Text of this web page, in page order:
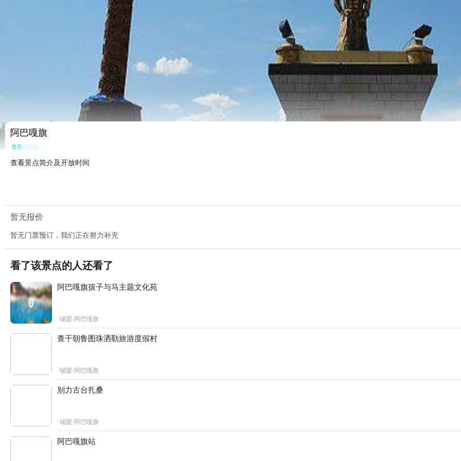
阿巴嘎旗
暂无点评
查看景点简介及开放时间
暂无报价
暂无门票预订，我们正在努力补充
看了该景点的人还看了
阿巴嘎旗孩子与马主题文化苑
锡盟·阿巴嘎旗
查干朝鲁图珠洒勒旅游度假村
锡盟·阿巴嘎旗
别力古台扎桑
锡盟·阿巴嘎旗
阿巴嘎旗站